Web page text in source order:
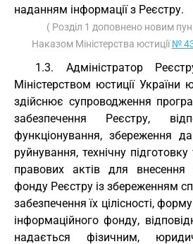
наданням інформації з Реєстру.
( Розділ 1 доповнено новим
Наказом Міністерства юстиції№
1.3. Адміністратор
Міністерством юстиції
здійснює супроводження
забезпечення Реєстру,
функціонування, збереження
руйнування, технічну
правових актів для внесення
фонду Реєстру із збереженням
забезпечення їх цілісності,
інформаційного фонду,
надається фізичним,